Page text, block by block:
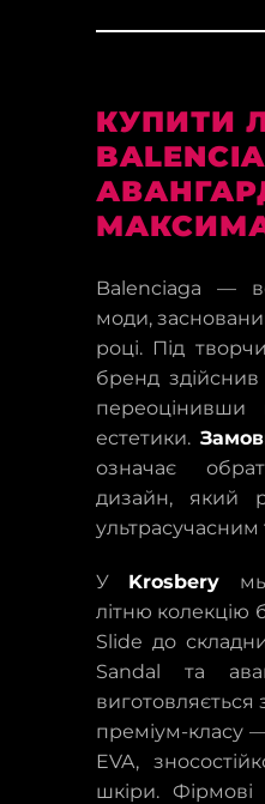
КУПИТИ
Balenciaga —
моди,
році. Під
бренд
переоцінивши
естетики.
означає
дизайн, який
ультрасучасним
У Krosbery мы
літню колекцію
Slide до
Sandal та
виготовляється
преміум-класу
EVA,
шкіри.